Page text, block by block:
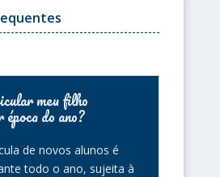
meu filho
do ano?
de novos alunos é
todo o ano, sujeita à